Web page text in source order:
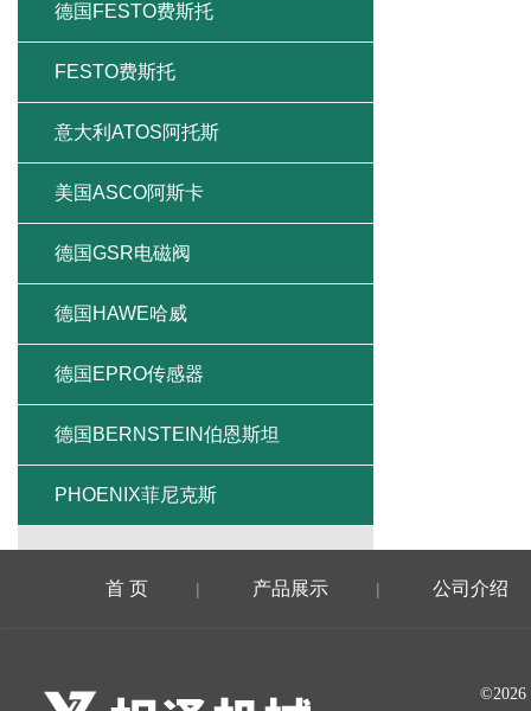
德国FESTO费斯托
FESTO费斯托
意大利ATOS阿托斯
美国ASCO阿斯卡
德国GSR电磁阀
德国HAWE哈威
德国EPRO传感器
德国BERNSTEIN伯恩斯坦
PHOENIX菲尼克斯
首 页 | 产品展示 | 公司介绍